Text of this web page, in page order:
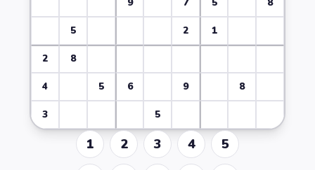
5 2 1
2 8
4 5 6 9 8
3 5
1 2 3 4
5